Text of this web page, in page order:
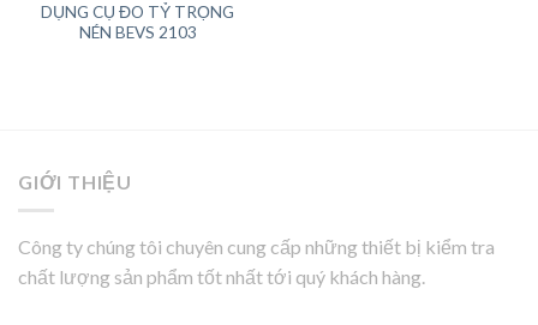
DỤNG CỤ ĐO TỶ TRỌNG
NÉN BEVS 2103
GIỚI THIỆU
Công ty chúng tôi chuyên cung cấp những thiết bị kiểm tra
chất lượng sản phẩm tốt nhất tới quý khách hàng.